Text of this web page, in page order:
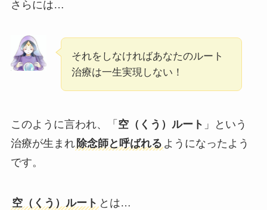
さらには…
それをしなければあなたのルート
治療は一生実現しない！
このように言われ、「 空（くう）ルート 」という
治療が生まれ 除念師と呼ばれる ようになったよう
です。
空（くう）ルート とは…